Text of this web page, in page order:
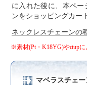
に入れた後に、本ペー
ンをショッピングカー
ネックレスチェーンの
※素材(Pt・K18YG)やctupに
マベラスチェ